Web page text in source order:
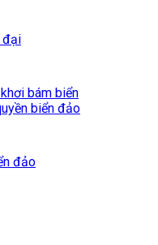
đại
bám biển
biển đảo
đảo